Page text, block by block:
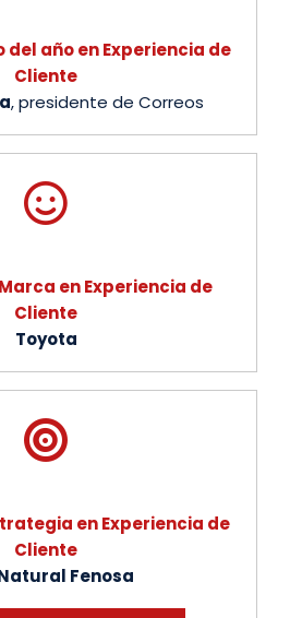
del año en Experiencia de
Cliente
, presidente de Correos
en Experiencia de
Cliente
Toyota
en Experiencia de
Cliente
Fenosa